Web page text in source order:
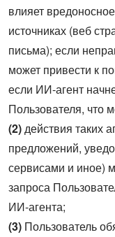
влияет
источниках (веб
письма); если
может привести к
если ИИ-агент
Пользователя, что
(2)действия таких
предложений,
сервисами и иное)
запроса
ИИ-агента;
(3) Пользователь